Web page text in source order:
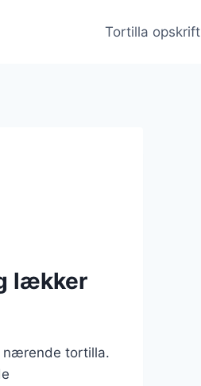
Tortilla opskrift
lækker
nærende tortilla.